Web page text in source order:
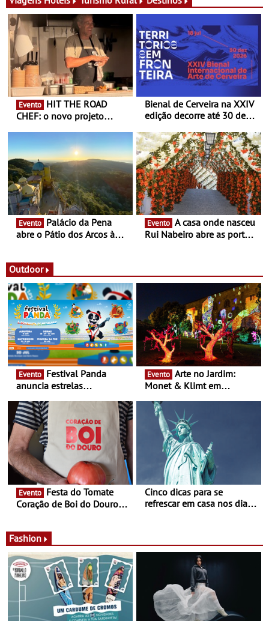
Evento
CHEF: o novo projeto
Queiroz Ribeiro - Um novo
conceito gastronómico
itinerante que percorre
Portugal
Bienal de Cerveira na XXIV
edição decorre até 30 de
enquanto “Territórios sem
Fronteira”
Evento
abre o Pátio dos Arcos à
Evento
Rui Nabeiro abre as portas
16 de agosto
Outdoor
Evento
anuncia estrelas
- Entre Junho e Julho pelo
país
Evento
Monet & Klimt em
ao final de Setembro -
Experiência luminosa no
jardim do Museu de
Alberto Sampaio
Evento
Coração de Boi do Douro -
Cinco dicas para se
refrescar em casa nos dias
Fashion